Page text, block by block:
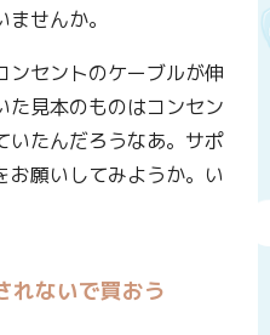
せんか。
ンセントのケーブルが伸
た見本のものはコンセン
いたんだろうなあ。サポ
お願いしてみようか。い
れないで買おう